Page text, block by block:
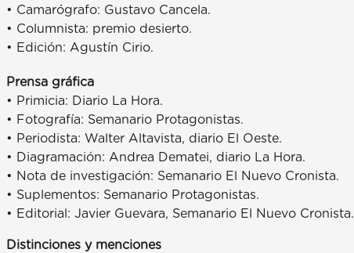
• Camarógrafo: Gustavo Cancela.
• Columnista: premio desierto.
• Edición: Agustín Cirio.
Prensa gráfica
• Primicia: Diario La Hora.
• Fotografía: Semanario Protagonistas.
• Periodista: Walter Altavista, diario El Oeste.
• Diagramación: Andrea Dematei, diario La Hora.
• Nota de investigación: Semanario El Nuevo Cronista.
• Suplementos: Semanario Protagonistas.
• Editorial: Javier Guevara, Semanario El Nuevo Cronista.
Distinciones y menciones